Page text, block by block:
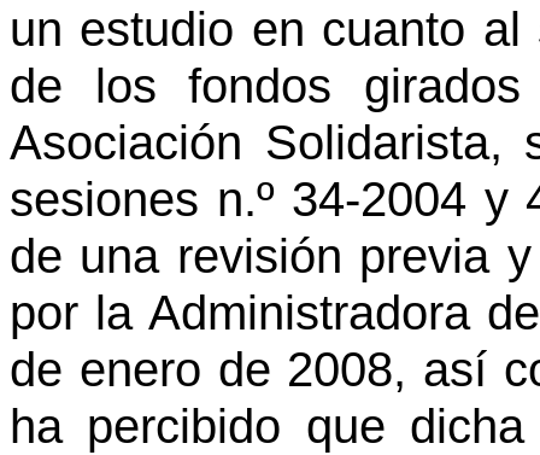
un estudio en cuanto
de los fondos
Asociación Solidarista,
sesiones n.º 34-2004 y
de una revisión previa
por la Administradora
de enero de 2008, así
ha percibido que